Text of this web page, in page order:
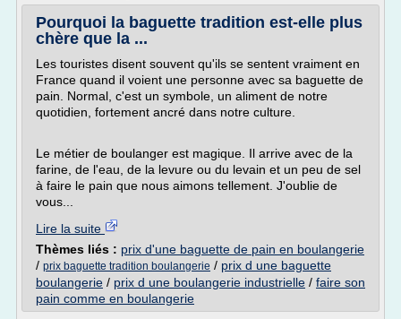
Pourquoi la baguette tradition est-elle plus
chère que la ...
Les touristes disent souvent qu'ils se sentent vraiment en
France quand il voient une personne avec sa baguette de
pain. Normal, c'est un symbole, un aliment de notre
quotidien, fortement ancré dans notre culture.
Le métier de boulanger est magique. Il arrive avec de la
farine, de l'eau, de la levure ou du levain et un peu de sel
à faire le pain que nous aimons tellement. J'oublie de
vous...
Lire la suite
Thèmes liés : prix d'une baguette de pain en boulangerie
/ prix baguette tradition boulangerie / prix d une baguette
boulangerie / prix d une boulangerie industrielle / faire son
pain comme en boulangerie